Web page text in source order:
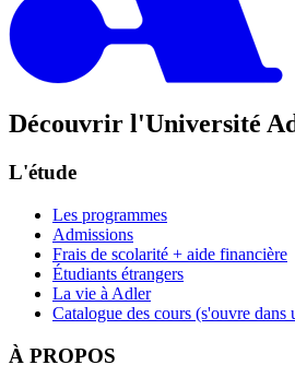
Découvrir l'Université
L'étude
Les programmes
Admissions
Frais de scolarité + aide financière
Étudiants étrangers
La vie à Adler
Catalogue des cours (s'ouvre dans
À PROPOS